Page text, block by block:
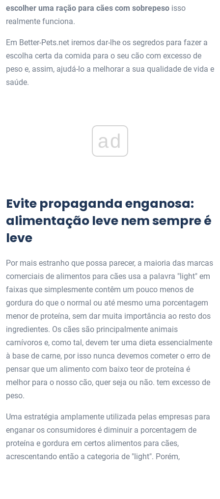
escolher uma ração para cães com sobrepeso isso
realmente funciona.
Em Better-Pets.net iremos dar-lhe os segredos para fazer a
escolha certa da comida para o seu cão com excesso de
peso e, assim, ajudá-lo a melhorar a sua qualidade de vida e
saúde.
ad
Evite propaganda enganosa:
alimentação leve nem sempre é
leve
Por mais estranho que possa parecer, a maioria das marcas
comerciais de alimentos para cães usa a palavra "light" em
faixas que simplesmente contêm um pouco menos de
gordura do que o normal ou até mesmo uma porcentagem
menor de proteína, sem dar muita importância ao resto dos
ingredientes. Os cães são principalmente animais
carnívoros e, como tal, devem ter uma dieta essencialmente
à base de carne, por isso nunca devemos cometer o erro de
pensar que um alimento com baixo teor de proteína é
melhor para o nosso cão, quer seja ou não. tem excesso de
peso.
Uma estratégia amplamente utilizada pelas empresas para
enganar os consumidores é diminuir a porcentagem de
proteína e gordura em certos alimentos para cães,
acrescentando então a categoria de "light". Porém,